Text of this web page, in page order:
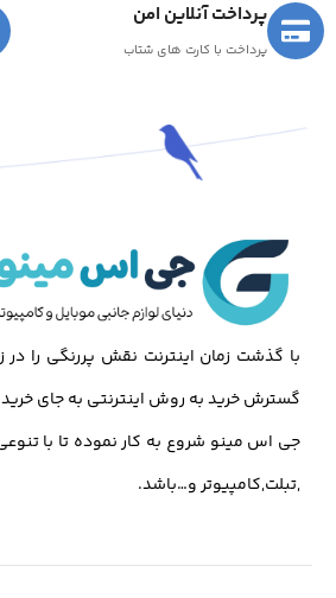
پرداخت آنلاین امن
پرداخت با کارت های شتاب
با گذشت زمان اینترنت نقش پررنگی را
گسترش خرید به روش اینترنتی به جای
جی اس مینو شروع به کار نموده تا با
,تبلت,کامپیوتر و…باشد.